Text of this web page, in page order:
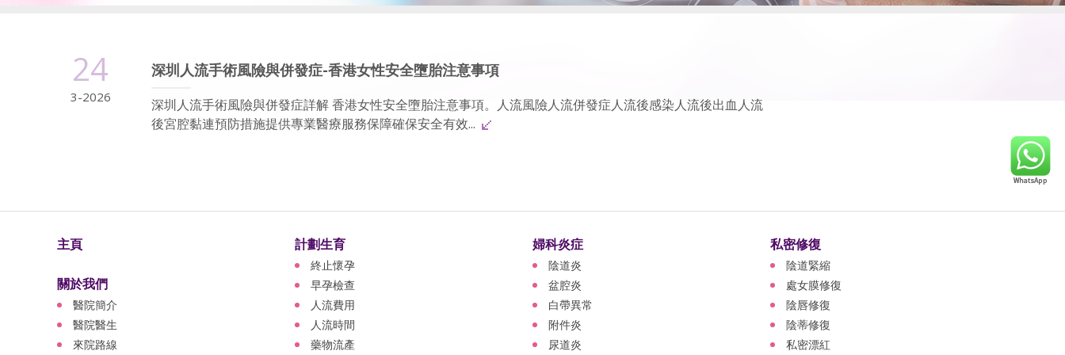
24
3-2026
深圳人流手術風險與併發症-香港女性安全墮胎注意事項
深圳人流手術風險與併發症詳解 香港女性安全墮胎注意事項。人流風險人流併發症人流後感染人流後出血人流
後宮腔黏連預防措施提供專業醫療服務保障確保安全有效...
主頁
關於我們
醫院簡介
醫院醫生
來院路線
計劃生育
終止懷孕
早孕檢查
人流費用
人流時間
藥物流產
婦科炎症
陰道炎
盆腔炎
白帶異常
附件炎
尿道炎
私密修復
陰道緊縮
處女膜修復
陰唇修復
陰蒂修復
私密漂紅